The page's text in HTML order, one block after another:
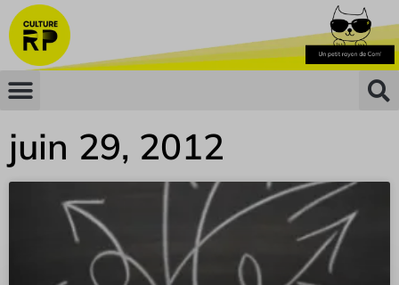
juin 29, 2012